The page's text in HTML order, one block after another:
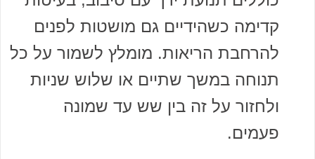
קדימה כשהידיים גם מושטות לפנים
להרחבת הריאות. מומלץ לשמור על כל
תנוחה במשך שתיים או שלוש שניות
ולחזור על זה בין שש עד שמונה
פעמים.